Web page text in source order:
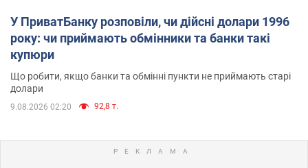
У ПриватБанку розповіли, чи дійсні долари 1996
року: чи приймають обмінники та банки такі
купюри
Що робити, якщо банки та обмінні пункти не приймають старі
долари
9.08.2026 02:20 92,8 т.